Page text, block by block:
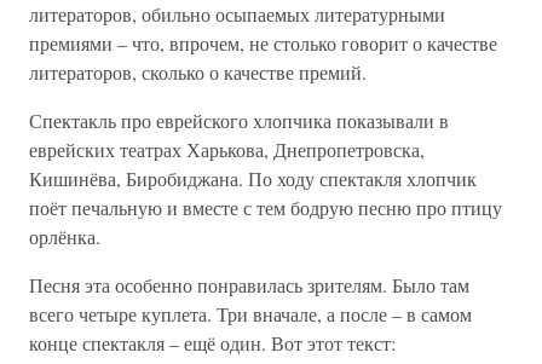
литераторов, обильно осыпаемых литературными
премиями – что, впрочем, не столько говорит о качестве
литераторов, сколько о качестве премий.
Спектакль про еврейского хлопчика показывали в
еврейских театрах Харькова, Днепропетровска,
Кишинёва, Биробиджана. По ходу спектакля хлопчик
поёт печальную и вместе с тем бодрую песню про птицу
орлёнка.
Песня эта особенно понравилась зрителям. Было там
всего четыре куплета. Три вначале, а после – в самом
конце спектакля – ещё один. Вот этот текст: